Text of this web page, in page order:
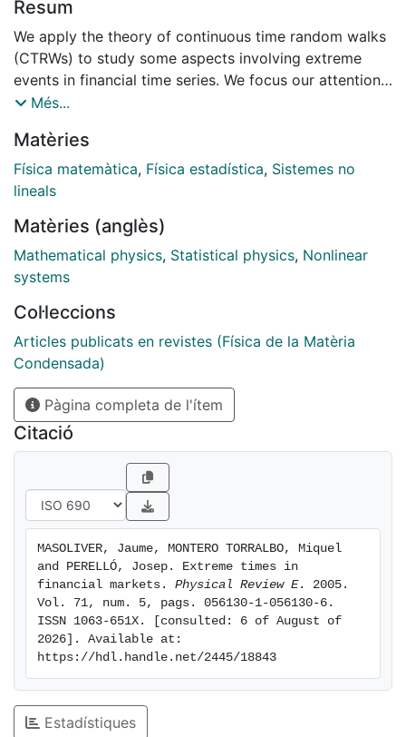
Resum
We apply the theory of continuous time random walks
(CTRWs) to study some aspects involving extreme
events in financial time series. We focus our attention
on the mean exit time (MET). We derive a general
empirical results coming from high-frequency data of
the U.S. dollar and Deutsche mark futures market. The
empirical MET follows a quadratic law in the return
formalism.
Més...
Matèries
Física matemàtica, Física estadística, Sistemes no
lineals
Matèries (anglès)
Mathematical physics, Statistical physics, Nonlinear
systems
Col·leccions
Articles publicats en revistes (Física de la Matèria
Condensada)
Pàgina completa de l'ítem
Citació
MASOLIVER, Jaume, MONTERO TORRALBO, Miquel
and PERELLÓ, Josep. Extreme times in
financial markets. Physical Review E. 2005.
Vol. 71, num. 5, pags. 056130-1-056130-6.
ISSN 1063-651X. [consulted: 6 of August of
2026]. Available at:
https://hdl.handle.net/2445/18843
Estadístiques